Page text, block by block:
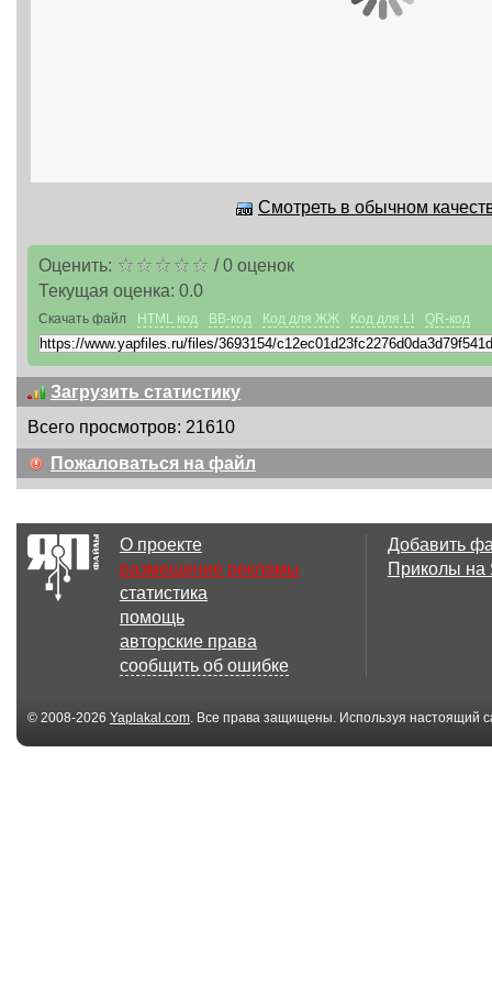
Смотреть в обычном
Оценить: /0оценок
Текущая оценка: 0.0
Скачать файл HTML код BB-код Код для ЖЖ Код для LI QR-код
Загрузить статистику
Всего просмотров: 21610
Пожаловаться на файл
О проекте
размещение рекламы
статистика
помощь
авторские права
сообщить об ошибке
Добавить
Приколы
© 2008-2026 Yaplakal.com. Все права защищены. Используя настоящий